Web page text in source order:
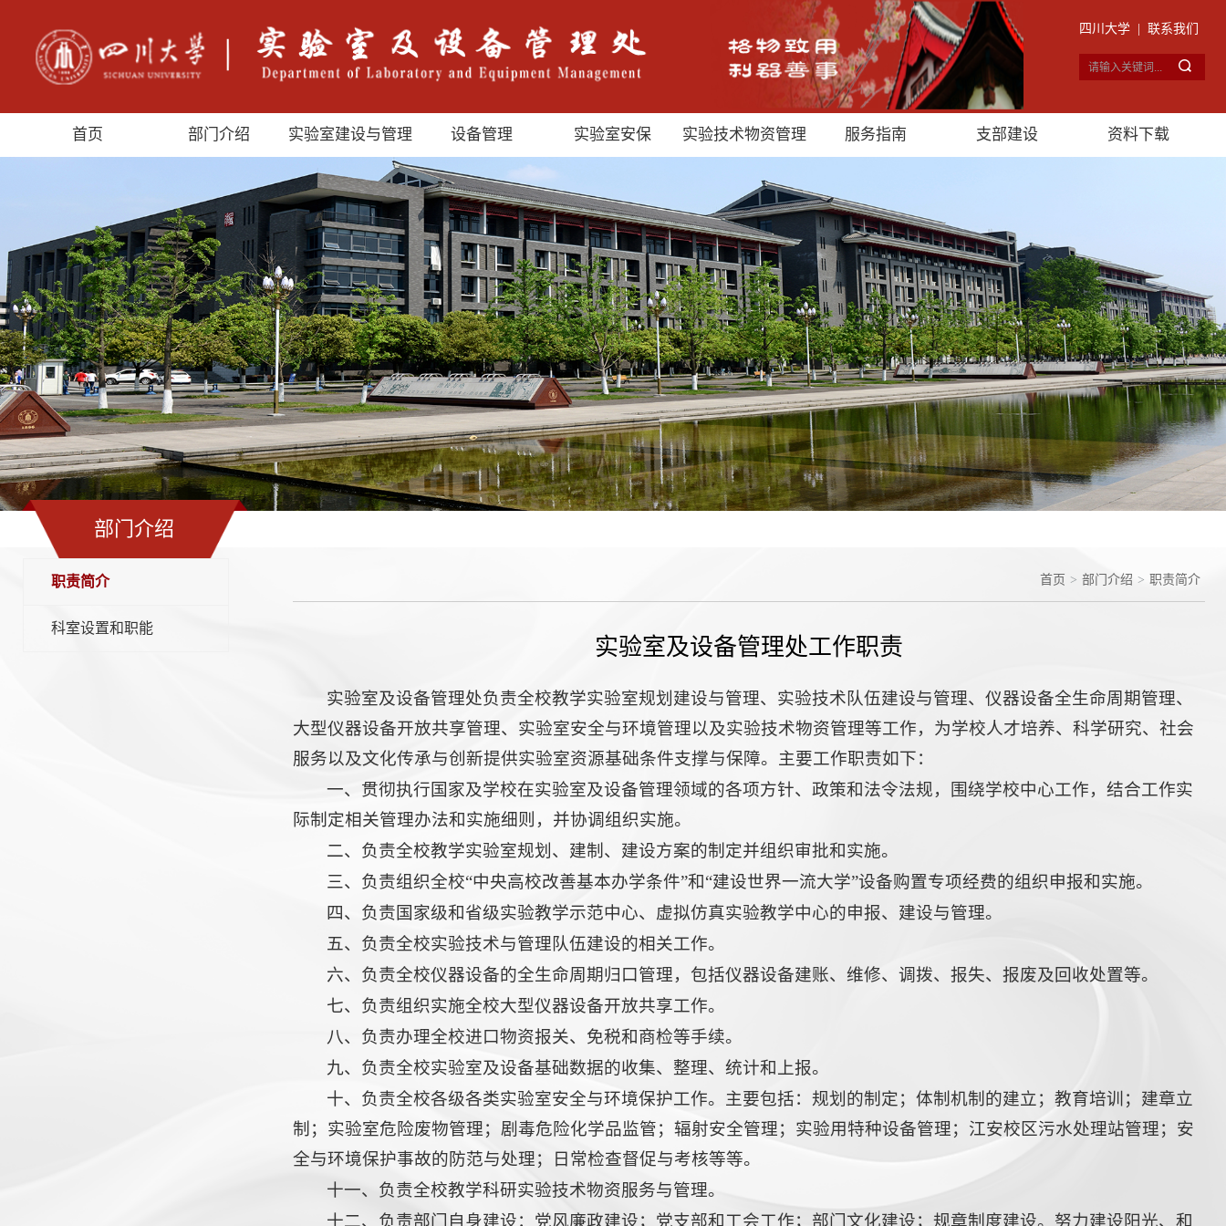
四川大学 联系我们
首页 部门介绍 实验室建设与管理 设备管理 实验室安保 实验技术物资管理 服务指南 支部建设 资料下载
部门介绍
职责简介
科室设置和职能
首页 > 部门介绍 > 职责简介
实验室及设备管理处工作职责
实验室及设备管理处负责全校教学实验室规划建设与管理、实验技术队伍建设与管理、仪器设备全生命周期管理、
大型仪器设备开放共享管理、实验室安全与环境管理以及实验技术物资管理等工作，为学校人才培养、科学研究、社会
服务以及文化传承与创新提供实验室资源基础条件支撑与保障。主要工作职责如下：
一、贯彻执行国家及学校在实验室及设备管理领域的各项方针、政策和法令法规，围绕学校中心工作，结合工作实
际制定相关管理办法和实施细则，并协调组织实施。
二、负责全校教学实验室规划、建制、建设方案的制定并组织审批和实施。
三、负责组织全校“中央高校改善基本办学条件”和“建设世界一流大学”设备购置专项经费的组织申报和实施。
四、负责国家级和省级实验教学示范中心、虚拟仿真实验教学中心的申报、建设与管理。
五、负责全校实验技术与管理队伍建设的相关工作。
六、负责全校仪器设备的全生命周期归口管理，包括仪器设备建账、维修、调拨、报失、报废及回收处置等。
七、负责组织实施全校大型仪器设备开放共享工作。
八、负责办理全校进口物资报关、免税和商检等手续。
九、负责全校实验室及设备基础数据的收集、整理、统计和上报。
十、负责全校各级各类实验室安全与环境保护工作。主要包括：规划的制定；体制机制的建立；教育培训；建章立
制；实验室危险废物管理；剧毒危险化学品监管；辐射安全管理；实验用特种设备管理；江安校区污水处理站管理；安
全与环境保护事故的防范与处理；日常检查督促与考核等等。
十一、负责全校教学科研实验技术物资服务与管理。
十二、负责部门自身建设：党风廉政建设；党支部和工会工作；部门文化建设；规章制度建设。努力建设阳光、和